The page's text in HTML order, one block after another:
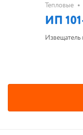
Тепловые •
ИП